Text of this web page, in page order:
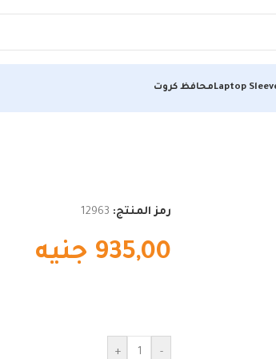
Laptopمحافظ كروت
رمز المنتج: 12963
935,00 جنيه
-
+